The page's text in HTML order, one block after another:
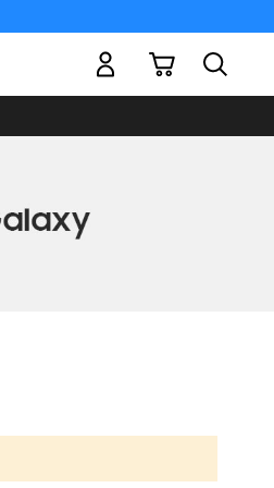
Mi carrito